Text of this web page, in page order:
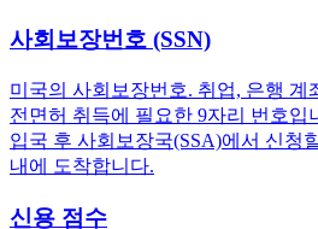
사회보장번호 (SSN)
미국의 사회보장번호. 취업, 은행 계
전면허 취득에 필요한 9자리 번호입
입국 후 사회보장국(SSA)에서 신청
내에 도착합니다.
신용 점수